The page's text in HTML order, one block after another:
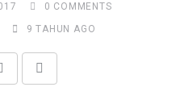
0 COMMENTS
9 TAHUN AGO